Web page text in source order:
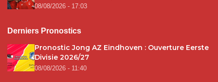
08/08/2026 - 17:03
Derniers Pronostics
Pronostic Jong AZ Eindhoven : Ouverture Eerste
Divisie 2026/27
08/08/2026 - 11:40